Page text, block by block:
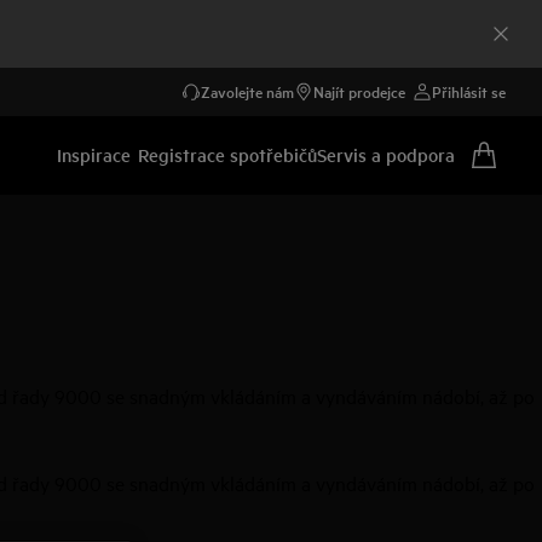
Zavolejte nám Najít prodejce Přihlásit se
Inspirace Registrace spotřebičůServis a podpora